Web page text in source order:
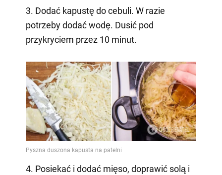
3. Dodać kapustę do cebuli. W razie
potrzeby dodać wodę. Dusić pod
przykryciem przez 10 minut.
4. Posiekać i dodać mięso, doprawić solą i